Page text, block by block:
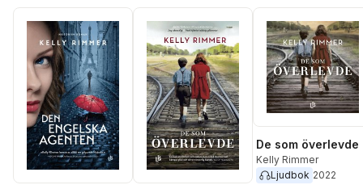
De som överlevde
Kelly Rimmer
Ljudbok 2022